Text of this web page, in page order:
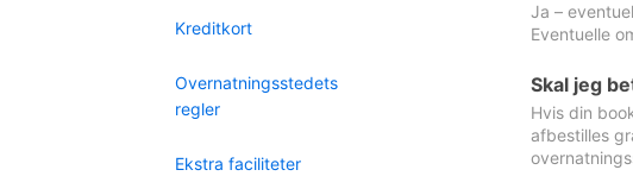
Kreditkort
Overnatningsstedets
regler
Ekstra faciliteter
Ja –
Eventuelle
Skal jeg
Hvis din
afbestilles